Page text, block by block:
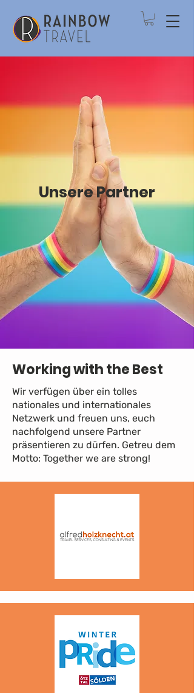
Unsere Partner
Working with the Best
Wir verfügen über ein tolles
nationales und internationales
Netzwerk und freuen uns, euch
nachfolgend unsere Partner
präsentieren zu dürfen. Getreu dem
Motto: Together we are strong!